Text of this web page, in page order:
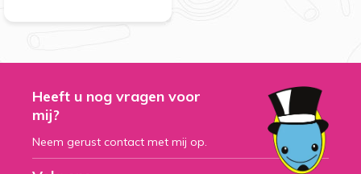
Heeft u nog vragen voor
mij?
Neem gerust contact met mij op.